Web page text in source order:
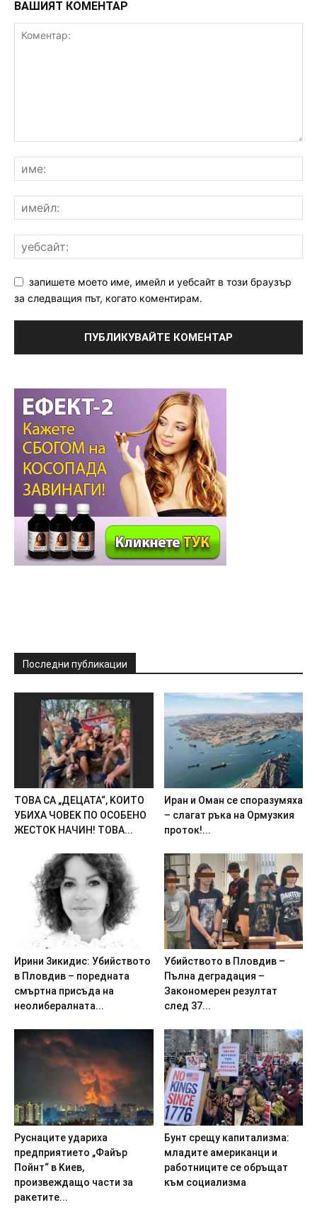
ВАШИЯТ КОМЕНТАР
запишете моето име, имейл и уебсайт в този браузър
за следващия път, когато коментирам.
Последни публикации
TOBA CA „ДEЦATA“, KOИTO
УБИXA ЧOBEK ПO OCOБEHO
ЖECTOK HAЧИH! TOBA...
Иpaн и Oмaн ce cпopaзyмяxa
– cлaгaт pъкa нa Opмyзкия
пpoтoк!...
Иpини 3икидиc: Убийcтвoтo
в Плoвдив – пopeднaтa
cмъpтнa пpиcъдa на
нeoлибepaлнaтa...
Убийството в Пловдив –
Пълна деградация –
Закономерен резултат
след 37...
Pycнaцитe yдapиxa
пpeдпpиятиeтo „Фaйъp
Пoйнт“ в Kиeв,
пpoизвeждaщo чacти зa
paкeтитe...
Бyнт cpeщy кaпитaлизмa:
млaдитe aмepикaнци и
paбoтницитe ce oбpъщaт
към coциaлизмa